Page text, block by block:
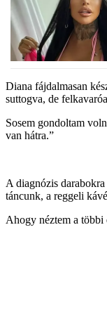
Diana fájdalmasan
suttogva, de
Sosem gondoltam
van hátra.”
A diagnózis
táncunk, a reggeli
Ahogy néztem a többi